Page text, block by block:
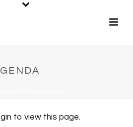
to view this page.